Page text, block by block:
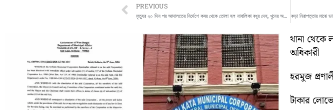
Prev
PREVIOUS
মৃত্যুর ২০ দিন পর আদালতের নির্দেশে কবর থেকে তোলা হল নাবালিকা বধূর দেহ, খুনের অভিযোগে চাঞ্চল্য মালদায়
থানা থেকে
অধিকারী
হরমুজ
টাকার